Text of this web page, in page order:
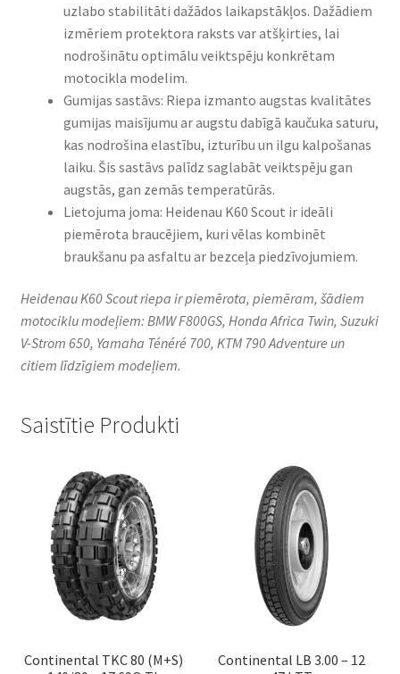
uzlabo stabilitāti dažādos laikapstākļos. Dažādiem
izmēriem protektora raksts var atšķirties, lai
nodrošinātu optimālu veiktspēju konkrētam
motocikla modelim.
Gumijas sastāvs: Riepa izmanto augstas kvalitātes
gumijas maisījumu ar augstu dabīgā kaučuka saturu,
kas nodrošina elastību, izturību un ilgu kalpošanas
laiku. Šis sastāvs palīdz saglabāt veiktspēju gan
augstās, gan zemās temperatūrās.
Lietojuma joma: Heidenau K60 Scout ir ideāli
piemērota braucējiem, kuri vēlas kombinēt
braukšanu pa asfaltu ar bezceļa piedzīvojumiem.
Heidenau K60 Scout riepa ir piemērota, piemēram, šādiem
motociklu modeļiem: BMW F800GS, Honda Africa Twin, Suzuki
V-Strom 650, Yamaha Ténéré 700, KTM 790 Adventure un
citiem līdzīgiem modeļiem.
Saistītie Produkti
Continental TKC 80 (M+S)
Continental LB 3.00 – 12